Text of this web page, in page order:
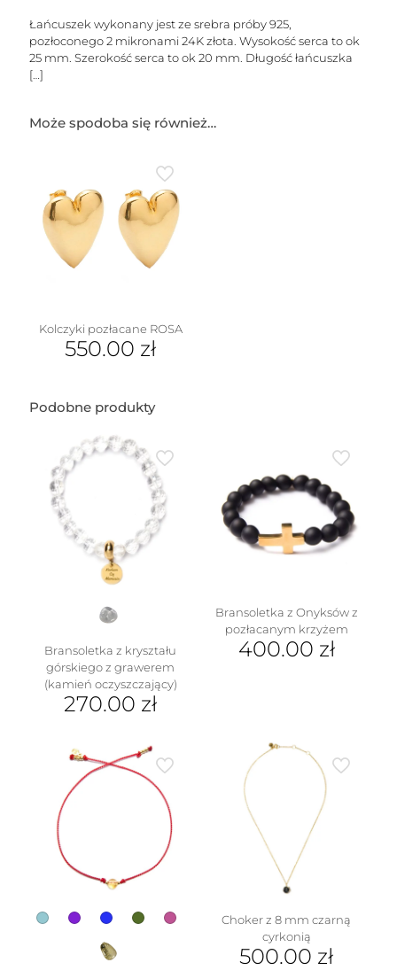
Łańcuszek wykonany jest ze srebra próby 925,
pozłoconego 2 mikronami 24K złota. Wysokość serca to ok
25 mm. Szerokość serca to ok 20 mm. Długość łańcuszka
[…]
Może spodoba się również…
Kolczyki pozłacane ROSA
550.00 zł
Podobne produkty
Bransoletka z kryształu
górskiego z grawerem
(kamień oczyszczający)
270.00 zł
Bransoletka z Onyksów z
pozłacanym krzyżem
400.00 zł
Choker z 8 mm czarną
cyrkonią
500.00 zł